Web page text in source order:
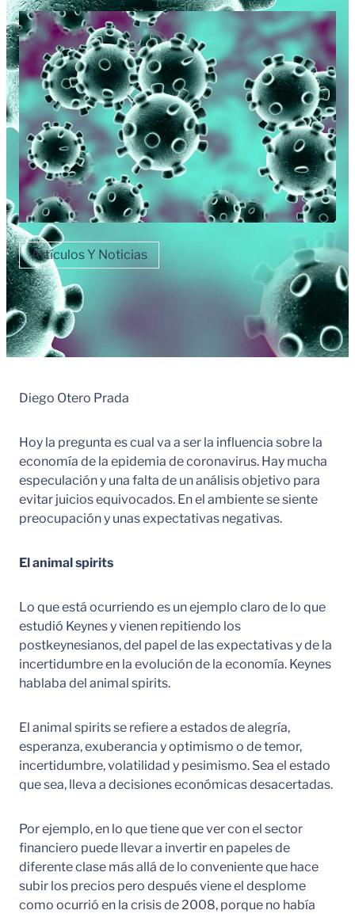
Artículos Y Noticias
Diego Otero Prada
Hoy la pregunta es cual va a ser la influencia sobre la
economía de la epidemia de coronavirus. Hay mucha
especulación y una falta de un análisis objetivo para
evitar juicios equivocados. En el ambiente se siente
preocupación y unas expectativas negativas.
El animal spirits
Lo que está ocurriendo es un ejemplo claro de lo que
estudió Keynes y vienen repitiendo los
postkeynesianos, del papel de las expectativas y de la
incertidumbre en la evolución de la economía. Keynes
hablaba del animal spirits.
El animal spirits se refiere a estados de alegría,
esperanza, exuberancia y optimismo o de temor,
incertidumbre, volatilidad y pesimismo. Sea el estado
que sea, lleva a decisiones económicas desacertadas.
Por ejemplo, en lo que tiene que ver con el sector
financiero puede llevar a invertir en papeles de
diferente clase más allá de lo conveniente que hace
subir los precios pero después viene el desplome
como ocurrió en la crisis de 2008, porque no había